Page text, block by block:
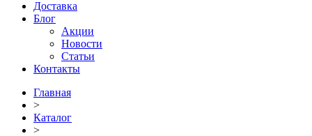
Доставка
Блог
Акции
Новости
Статьи
Контакты
Главная
>
Каталог
>